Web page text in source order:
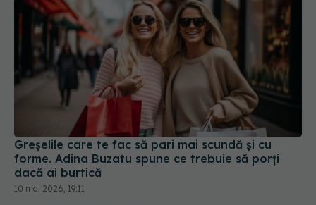
Greșelile care te fac să pari mai scundă și cu
forme. Adina Buzatu spune ce trebuie să porți
dacă ai burtică
10 mai 2026, 19:11